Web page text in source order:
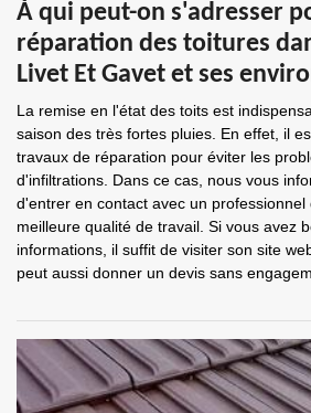
À qui peut-on s'adresser
réparation des toitures
Livet Et Gavet et ses
La remise en l'état des toits est
saison des très fortes pluies. En effet, il
travaux de réparation pour éviter les
d'infiltrations. Dans ce cas, nous vous
d'entrer en contact avec un
meilleure qualité de travail. Si vous avez
informations, il suffit de visiter son site
peut aussi donner un devis sans